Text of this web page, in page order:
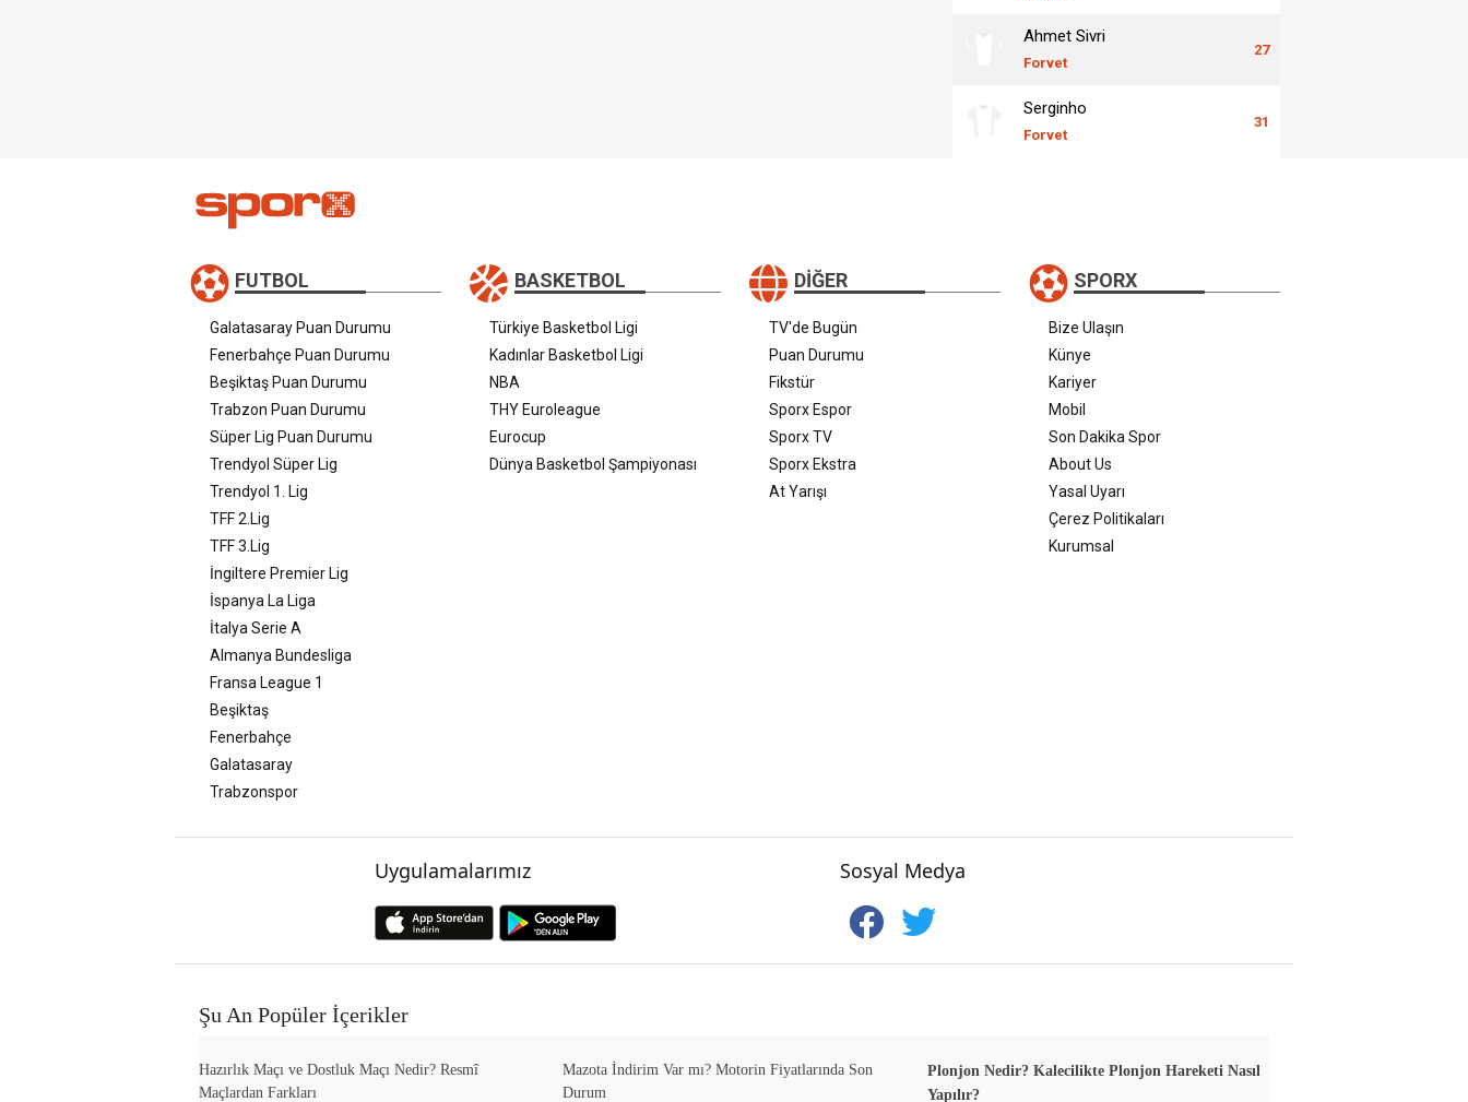
Ahmet Sivri
Forvet
27
Serginho
Forvet
31
FUTBOL
Galatasaray Puan Durumu
Fenerbahçe Puan Durumu
Beşiktaş Puan Durumu
Trabzon Puan Durumu
Süper Lig Puan Durumu
Trendyol Süper Lig
Trendyol 1. Lig
TFF 2.Lig
TFF 3.Lig
İngiltere Premier Lig
İspanya La Liga
İtalya Serie A
Almanya Bundesliga
Fransa League 1
Beşiktaş
Fenerbahçe
Galatasaray
Trabzonspor
BASKETBOL
Türkiye Basketbol Ligi
Kadınlar Basketbol Ligi
NBA
THY Euroleague
Eurocup
Dünya Basketbol Şampiyonası
DIĞER
TV'de Bugün
Puan Durumu
Fikstür
Sporx Espor
Sporx TV
Sporx Ekstra
At Yarışı
SPORX
Bize Ulaşın
Künye
Kariyer
Mobil
Son Dakika Spor
About Us
Yasal Uyarı
Çerez Politikaları
Kurumsal
Uygulamalarımız Sosyal Medya
Şu An Popüler İçerikler
Hazırlık Maçı ve Dostluk Maçı Nedir? Resmî
Maçlardan Farkları
Mazota İndirim Var mı? Motorin Fiyatlarında Son
Durum
Plonjon Nedir? Kalecilikte Plonjon Hareketi Nasıl
Yapılır?